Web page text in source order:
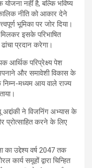
नहीं है, बल्कि भविष्य
नीति को आकार देने
भूमिका पर जोर दिया।
इसके परिभाषित
ढांचा प्रदान करेगा।
परिप्रेक्ष्य पेश
और समावेशी विकास के
मध्यम आय वाले राज्य
ने विजनिंग अभ्यास के
प्रोत्साहित करने के लिए
का उद्देश्य वर्ष 2047 तक
समूहों द्वारा चिन्हित